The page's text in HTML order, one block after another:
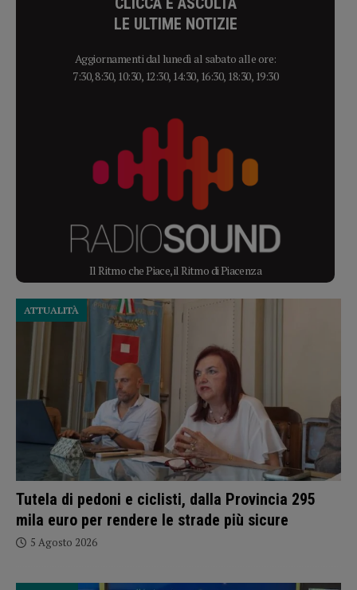
LE ULTIME NOTIZIE
Aggiornamenti dal lunedì al sabato alle ore:
7:30, 8:30, 10:30, 12:30, 14:30, 16:30, 18:30, 19:30
Il Ritmo che Piace, il Ritmo di Piacenza
Tutela di pedoni e ciclisti, dalla Provincia 295
mila euro per rendere le strade più sicure
ATTUALITÀ
5 Agosto 2026